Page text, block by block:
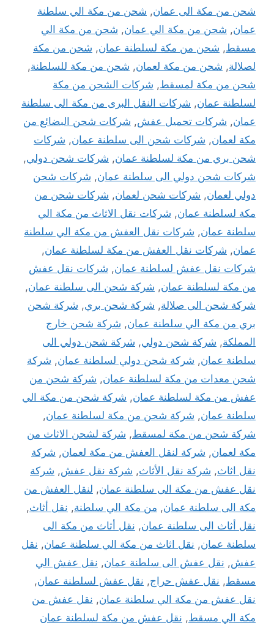
شحن من مكة الى عمان, شحن من مكة الي سلطنة
عمان, شحن من مكة الي عمان, شحن من مكة الي
مسقط, شحن من مكة لسلطنة عمان, شحن من مكة
لصلالة, شحن من مكة لعمان, شحن من مكة للسلطنة,
شحن من مكة لمسقط, شركات الشحن من مكة
لسلطنة عمان, شركات النقل البرى من مكة الى سلطنة
عمان, شركات تحميل عفش, شركات شحن البضائع من
مكة لعمان, شركات شحن الى سلطنة عمان, شركات
شحن بري من مكة لسلطنة عمان, شركات شحن دولي,
شركات شحن دولي الى سلطنة عمان, شركات شحن
دولي لعمان, شركات شحن لعمان, شركات شحن من
مكة لسلطنة عمان, شركات نقل الاثاث من مكة الي
سلطنة عمان, شركات نقل العفش من مكة الي سلطنة
عمان, شركات نقل العفش من مكة لسلطنة عمان,
شركات نقل عفش لسلطنة عمان, شركات نقل عفش
من مكة لسلطنة عمان, شركة شحن الى سلطنة عمان,
شركة شحن الى صلالة, شركة شحن بري, شركة شحن
بري من مكة الي سلطنة عمان, شركة شحن خارج
المملكة, شركة شحن دولي, شركة شحن دولي الى
سلطنة عمان, شركة شحن دولي لسلطنة عمان, شركة
شحن معدات من مكة لسلطنة عمان, شركة شحن من
عفش من مكة لسلطنة عمان, شركة شحن من مكة الي
سلطنة عمان, شركة شحن من مكة لسلطنة عمان,
شركة شحن من مكة لمسقط, شركة لشحن الاثاث من
مكة لعمان, شركة لنقل العفش من مكة لعمان, شركة
نقل اثاث, شركة نقل الأثاث, شركة نقل عفش, شركة
نقل عفش من مكة الى سلطنة عمان, لنقل العفش من
مكة الى سلطنة عمان, من مكة الي سلطنة, نقل أثاث,
نقل أثاث الى سلطنة عمان, نقل أثاث من مكة الى
سلطنة عمان, نقل اثاث من مكة الي سلطنة عمان, نقل
عفش, نقل عفش الى سلطنة عمان, نقل عفش الي
مسقط, نقل عفش حراج, نقل عفش لسلطنة عمان,
نقل عفش من مكة الي سلطنة عمان, نقل عفش من
مكة الي مسقط, نقل عفش من مكة لسلطنة عمان